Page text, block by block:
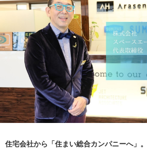
住宅会社から「住まい総合カンパニーへ」